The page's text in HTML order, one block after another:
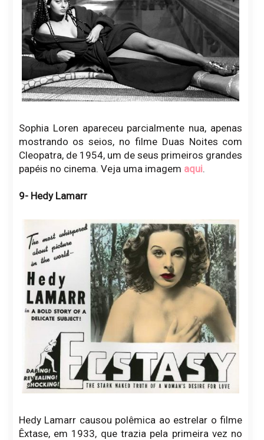
Sophia Loren apareceu parcialmente nua, apenas
mostrando os seios, no filme Duas Noites com
Cleopatra, de 1954, um de seus primeiros grandes
papéis no cinema. Veja uma imagem aqui.
9- Hedy Lamarr
Hedy Lamarr causou polêmica ao estrelar o filme
Êxtase, em 1933, que trazia pela primeira vez no